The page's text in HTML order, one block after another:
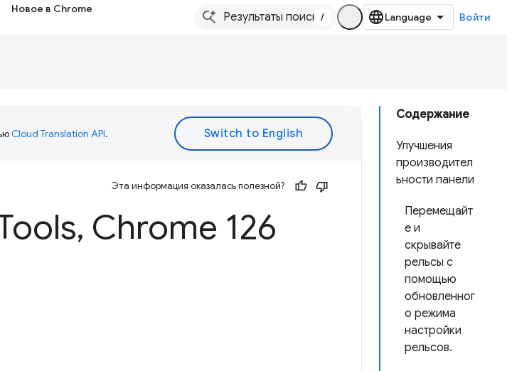
Новое в Chrome
/ Войти
Содержание
Улучшения
производител
ьности панели
Перемещайт
е и
скрывайте
рельсы с
помощью
обновленног
о режима
настройки
рельсов.
Cloud Translation API.
Эта информация оказалась полезной?
, Chrome 126